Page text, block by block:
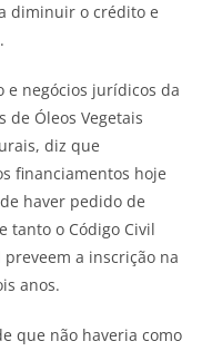
diminuir o crédito e
e negócios jurídicos da
de Óleos Vegetais
diz que
financiamentos hoje
haver pedido de
tanto o Código Civil
preveem a inscrição na
anos.
que não haveria como